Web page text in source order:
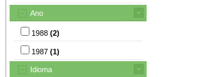
Ano
1988 (2)
1987 (1)
Idioma